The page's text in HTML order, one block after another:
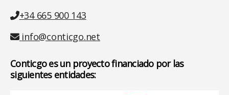
Teléfono
+34 665 900 143
Email
info@conticgo.net
Conticgo es un proyecto financiado por las
siguientes entidades: